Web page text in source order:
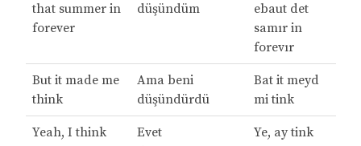
that summer in
forever
düşündüm
ebaut det
samır in
forevır
But it made me
think
Ama beni
düşündürdü
Bat it meyd
mi tink
Yeah, I think
Evet
Ye, ay tink